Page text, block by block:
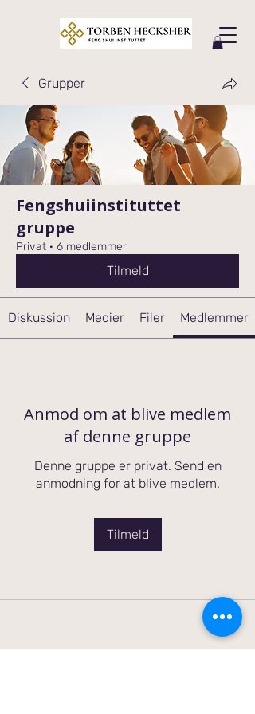
Grupper
Fengshuiinstituttet
gruppe
Privat · 6 medlemmer
Tilmeld
Diskussion Medier Filer Medlemmer
Anmod om at blive medlem
af denne gruppe
Denne gruppe er privat. Send en
anmodning for at blive medlem.
Tilmeld